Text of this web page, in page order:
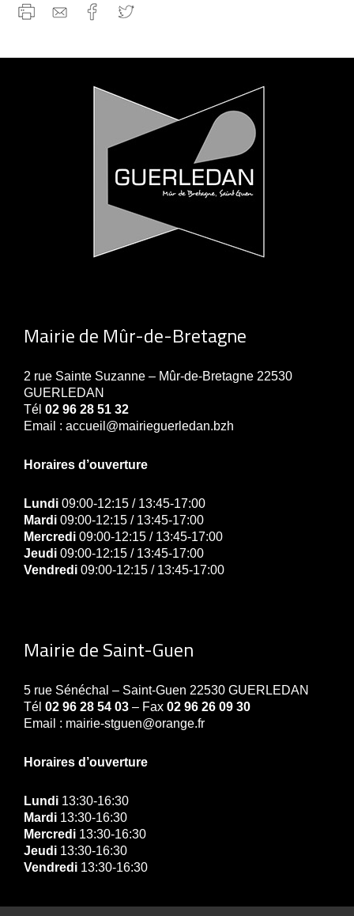
Mairie de Mûr-de-Bretagne
2 rue Sainte Suzanne – Mûr-de-Bretagne 22530
GUERLEDAN
Tél 02 96 28 51 32
Email : accueil@mairieguerledan.bzh
Horaires d’ouverture
Lundi 09:00-12:15 / 13:45-17:00
Mardi 09:00-12:15 / 13:45-17:00
Mercredi 09:00-12:15 / 13:45-17:00
Jeudi 09:00-12:15 / 13:45-17:00
Vendredi 09:00-12:15 / 13:45-17:00
Mairie de Saint-Guen
5 rue Sénéchal – Saint-Guen 22530 GUERLEDAN
Tél 02 96 28 54 03 – Fax 02 96 26 09 30
Email : mairie-stguen@orange.fr
Horaires d’ouverture
Lundi 13:30-16:30
Mardi 13:30-16:30
Mercredi 13:30-16:30
Jeudi 13:30-16:30
Vendredi 13:30-16:30